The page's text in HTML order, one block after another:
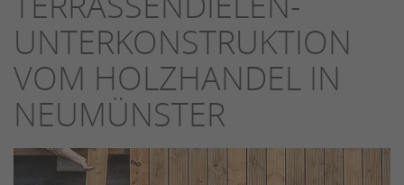
UNTERKONSTRUKTION
VOM HOLZHANDEL IN
NEUMÜNSTER